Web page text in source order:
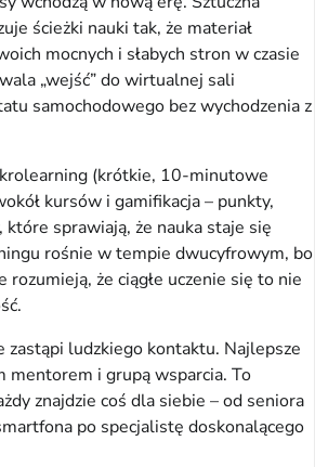
ścieżki nauki tak, że materiał
mocnych i słabych stron w czasie
„wejść” do wirtualnej sali
samochodowego bez wychodzenia z
(krótkie, 10-minutowe
kursów i gamifikacja – punkty,
które sprawiają, że nauka staje się
rośnie w tempie dwucyfrowym, bo
że ciągłe uczenie się to nie
zastąpi ludzkiego kontaktu. Najlepsze
mentorem i grupą wsparcia. To
znajdzie coś dla siebie – od seniora
po specjalistę doskonalącego